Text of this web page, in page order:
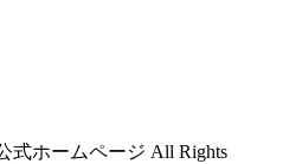
式ホームページ All Rights